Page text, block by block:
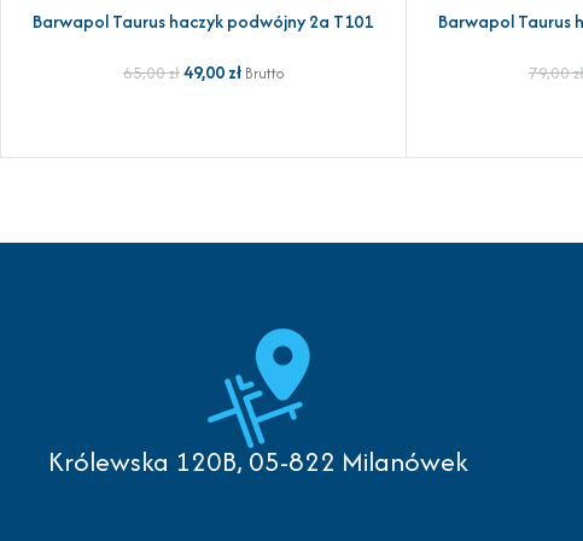
DODAJ DO KOSZYKA
Barwapol Taurus haczyk podwójny 2a T101
65,00zł49,00zł Brutto
DODAJ DO KOSZYKA
Barwapol Taurus
79,00zł
Królewska 120B, 05-822 Milanówek